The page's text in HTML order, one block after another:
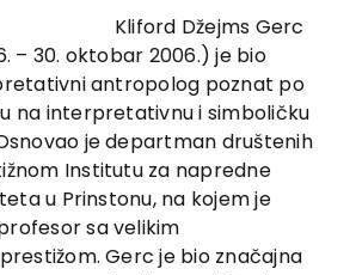
Kliford Džejms Gerc
– 30. oktobar 2006.) je bio
antropolog poznat po
na interpretativnu i simboličku
je departman društenih
Institutu za napredne
u Prinstonu, na kojem je
sa velikim
Gerc je bio značajna